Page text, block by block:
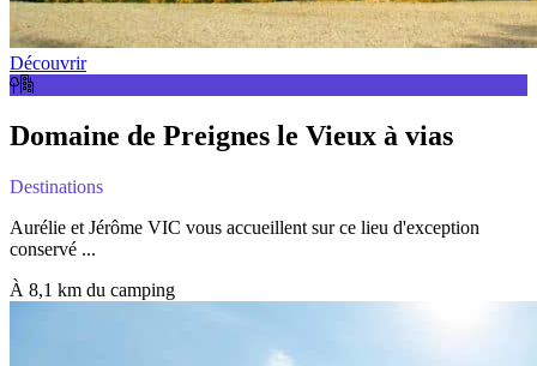
Découvrir
Domaine de Preignes le Vieux à vias
Destinations
Aurélie et Jérôme VIC vous accueillent sur ce lieu d'exception
conservé ...
À 8,1 km du camping